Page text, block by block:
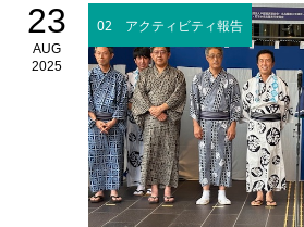
23
AUG
2025
02 アクティビティ報告